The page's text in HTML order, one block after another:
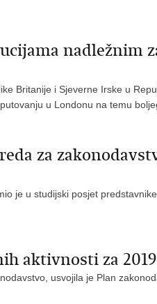
nadležnim
Britanije i Sjeverne Irske u
u Londonu na temu
za
je u studijski posjet
aktivnosti za
usvojila je Plan